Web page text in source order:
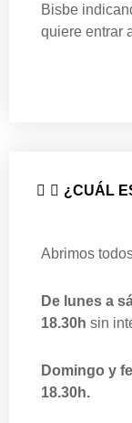
Bisbe
quiere entrar
¿CUÁL
Abrimos
De lunes a
18.30h sin
Domingo y
18.30h.